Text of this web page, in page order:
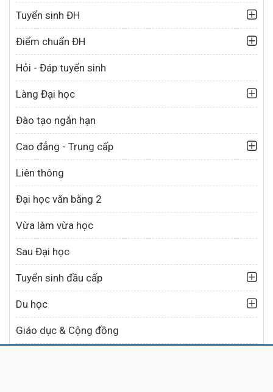
Tuyển sinh ĐH
Điểm chuẩn ĐH
Hỏi - Đáp tuyển sinh
Làng Đại học
Đào tạo ngắn hạn
Cao đẳng - Trung cấp
Liên thông
Đại học văn bằng 2
Vừa làm vừa học
Sau Đại học
Tuyển sinh đầu cấp
Du học
Giáo dục & Cộng đồng